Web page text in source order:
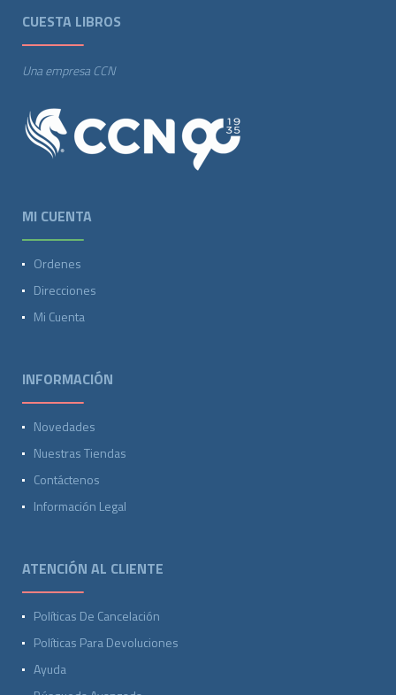
CUESTA LIBROS
Una empresa CCN
MI CUENTA
Ordenes
Direcciones
Mi Cuenta
INFORMACIÓN
Novedades
Nuestras Tiendas
Contáctenos
Información Legal
ATENCIÓN AL CLIENTE
Políticas De Cancelación
Políticas Para Devoluciones
Ayuda